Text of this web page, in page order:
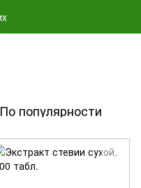
По популярности